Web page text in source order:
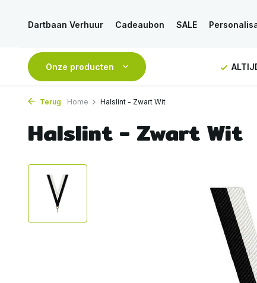
Dartbaan Verhuur Cadeaubon SALE
Onze producten
verstuurd GRATIS verzending vanaf 50€
Terug Home Halslint - Zwart Wit
Halslint - Zwart Wit